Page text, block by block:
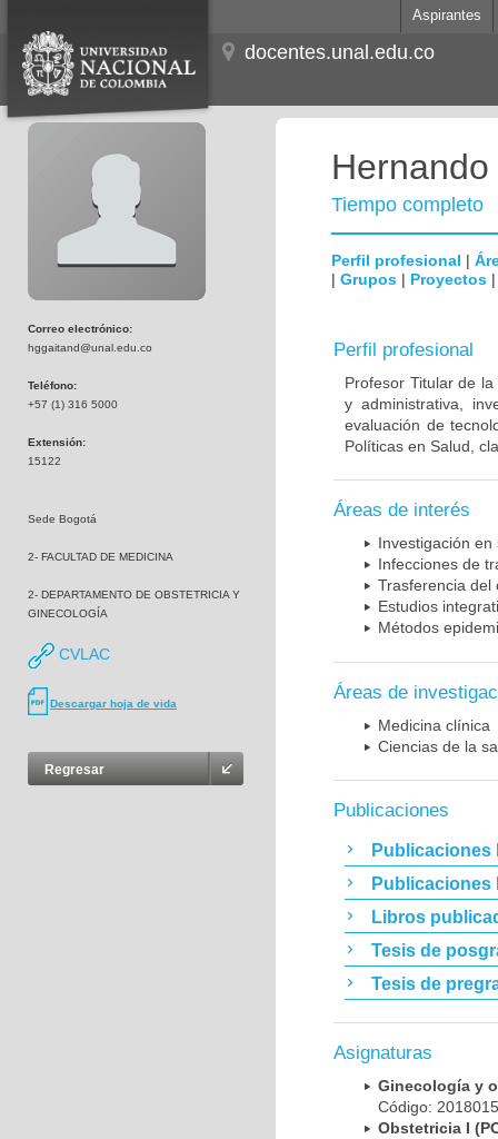
Aspirantes
docentes.unal.edu.co
Correo electrónico:
hggaitand@unal.edu.co
Teléfono:
+57 (1) 316 5000
Extensión:
15122
Sede Bogotá
2- FACULTAD DE MEDICINA
2- DEPARTAMENTO DE OBSTETRICIA Y
GINECOLOGÍA
CVLAC
Descargar hoja de vida
Regresar
Tiempo completo
Perfil profesional |
| Grupos | Proyectos
Perfil profesional
Profesor Titular de
y administrativa,
evaluación de
Políticas en Salud,
Áreas de interés
Investigación
Infecciones de
Trasferencia del
Estudios
Métodos
Áreas de
Medicina clínica
Ciencias de la
Publicaciones
Publicaciones
Publicaciones
Libros
Tesis de
Tesis de
Asignaturas
Ginecología y
Código:
Obstetricia I